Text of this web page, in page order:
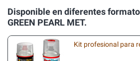
Disponible en diferentes
GREEN PEARL MET.
Kit profesional para